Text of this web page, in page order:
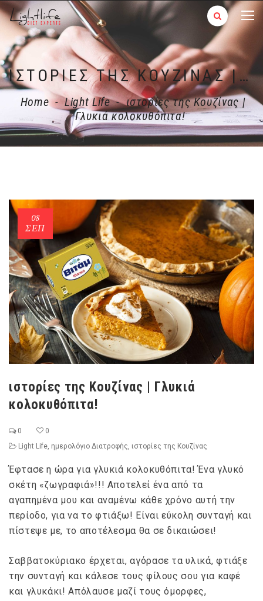
ΙΣΤΟΡΊΕΣ ΤΗΣ ΚΟΥΖΊΝΑΣ | ΓΛΥΚΙΆ ΚΟΛΟΚΥΘΌΠΙΤΑ!
Home - Light Life - ιστορίες της Κουζίνας |
Γλυκιά κολοκυθόπιτα!
08
ΣΕΠ
ιστορίες της Κουζίνας | Γλυκιά
κολοκυθόπιτα!
0
0
Light Life ημερολόγιο Διατροφής ιστορίες της Κουζίνας
Έφτασε η ώρα για γλυκιά κολοκυθόπιτα! Ένα γλυκό
σκέτη «ζωγραφιά»!!! Αποτελεί ένα από τα
αγαπημένα μου και αναμένω κάθε χρόνο αυτή την
περίοδο, για να το φτιάξω! Είναι εύκολη συνταγή και
πίστεψε με, το αποτέλεσμα θα σε δικαιώσει!
Σαββατοκύριακο έρχεται, αγόρασε τα υλικά, φτιάξε
την συνταγή και κάλεσε τους φίλους σου για καφέ
και γλυκάκι! Απόλαυσε μαζί τους όμορφες,